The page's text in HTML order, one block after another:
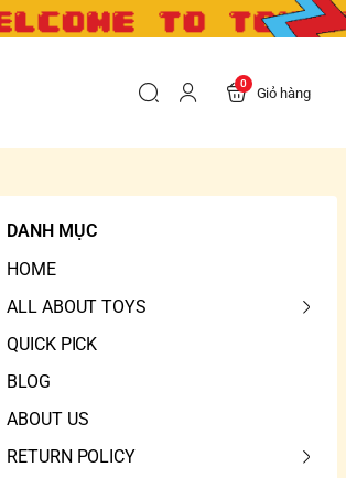
0
Giỏ hàng
DANH MỤC
HOME
ALL ABOUT TOYS
QUICK PICK
BLOG
ABOUT US
RETURN POLICY